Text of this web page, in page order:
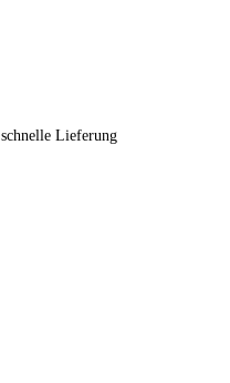
schnelle Lieferung